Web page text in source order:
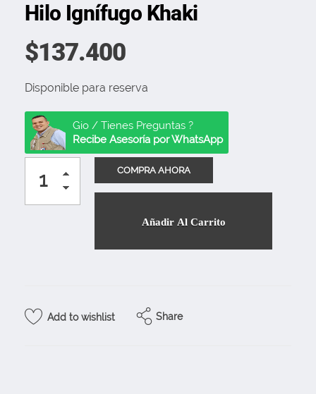
Hilo Ignífugo Khaki
$137.400
Disponible para reserva
Gio / Tienes Preguntas ?
Recibe Asesoría por WhatsApp
Añadir Al Carrito
Add to wishlist Share